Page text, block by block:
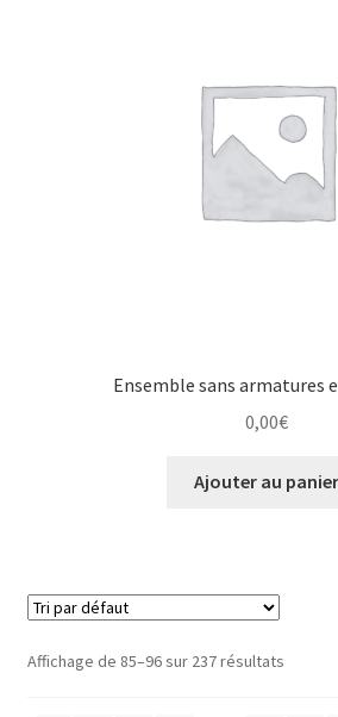
Ensemble sans armatures
0,00€
Ajouter au panier
Affichage de 85–96 sur 237 résultats